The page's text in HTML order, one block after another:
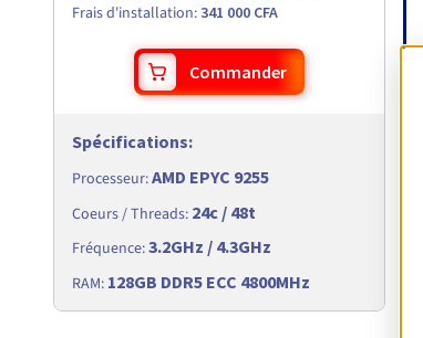
Frais d'installation:341 000 CFA
Commander
Spécifications:
Processeur:AMD EPYC 9255
Coeurs / Threads: 24c / 48t
Fréquence:3.2GHz / 4.3GHz
RAM: 128GB DDR5 ECC 4800MHz